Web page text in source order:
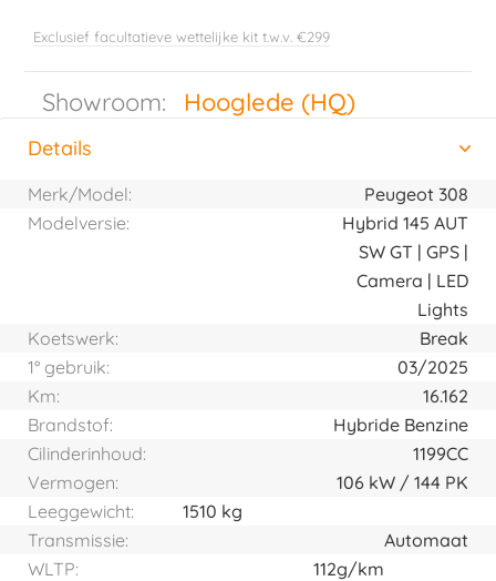
Exclusief facultatieve wettelijke kit t.w.v. €299
Showroom: Hooglede (HQ)
Horizontal tab group
Details
Merk/Model:
Peugeot 308
Modelversie:
Hybrid 145 AUT
SW GT | GPS |
Camera | LED
Lights
Koetswerk:
Break
1° gebruik:
03/2025
Km:
16.162
Brandstof:
Hybride Benzine
Cilinderinhoud:
1199CC
Vermogen:
106kW 144PK
Leeggewicht:
1510 kg
Transmissie:
Automaat
WLTP:
112g/km